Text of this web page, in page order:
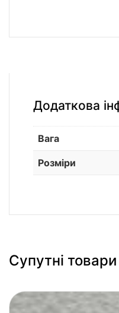
Додаткова
Вага
Розміри
Супутні товари